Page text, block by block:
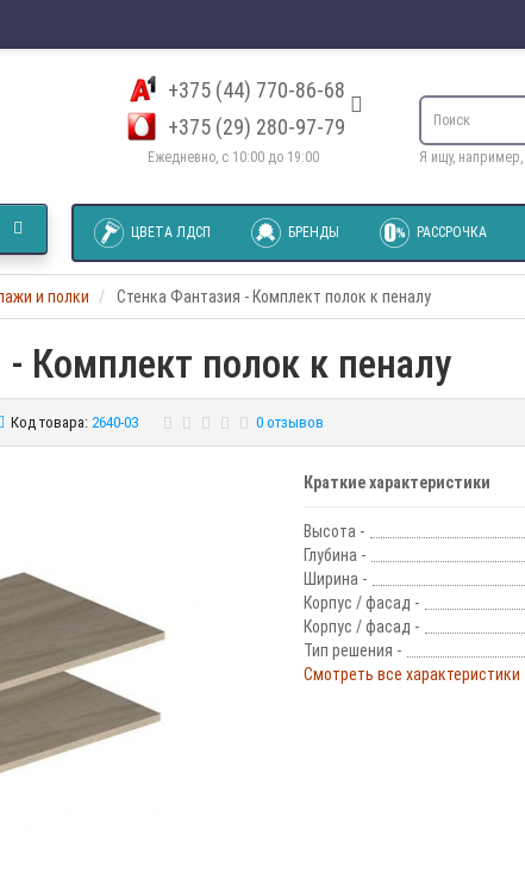
+375 (44) 770-86-68
+375 (29) 280-97-79
Ежедневно, с 10:00 до 19:00 Я ищу, например,
ЦВЕТА ЛДСП БРЕНДЫ РАССРОЧКА
и полки Стенка Фантазия - Комплект полок к пеналу
Комплект полок к пеналу
Код товара: 2640-03 0 отзывов
Краткие характеристики
Высота -
Глубина -
Ширина -
Корпус / фасад -
Корпус / фасад -
Тип решения -
Смотреть все характеристики